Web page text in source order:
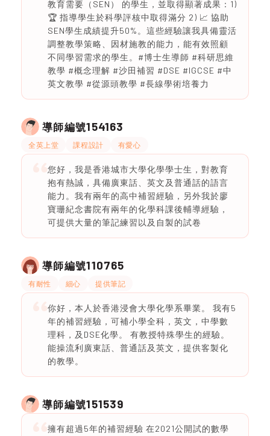
教育需要（SEN） 的學生，並取得顯著成果：1)
🏆 指導學生於科學評核中取得滿分 2) 📈 協助
SEN學生成績提升50%。這些經驗讓我具備靈活
調整教學策略、因材施教的能力，能有效照顧
不同學習需求的學生。#博士生導師 #科研思維
教學 #概念理解 #沙田補習 #DSE #IGCSE #中
英文教學 #從源頭教學 #長線學術培養力
導師編號154163
全英上堂 課程設計 有愛心
您好，我是香港城市大學化學學士生，對教育
抱有熱誠，具備廣東話、英文及普通話的語言
能力。我有兩年的高中補習經驗，另外我於廖
寶珊紀念書院有兩年的化學科課後輔導經驗，
可提供大量的筆記練習以及自製的試卷
導師編號110765
有耐性 細心 提供筆記
你好，本人於香港浸會大學化學系畢業。 我有5
年的補習經驗，可補小學全科，英文，中學數
理科，及DSE化學。 有教授特殊學生的經驗。
能操流利廣東話、普通話及英文，提供客製化
的教學。
導師編號151539
擁有超過5年的補習經驗 在2021公開試的數學